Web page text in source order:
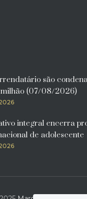
são
milhão (07/08/2026)
integral encerra
de